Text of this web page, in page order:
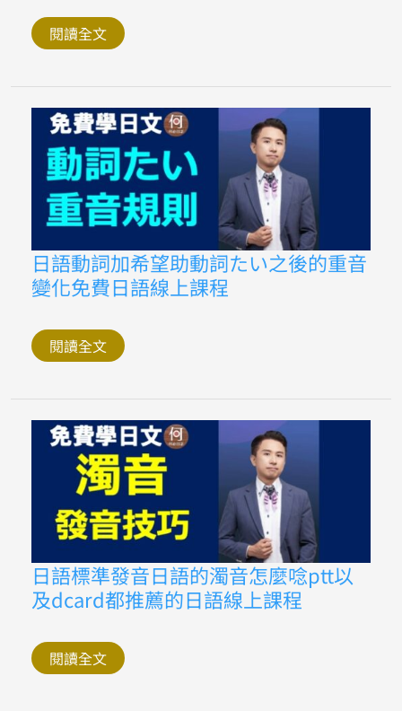
免
費
線
課
怎
麼
說
準
ptt
推
薦
的
日
語
線
上
課
程
閱讀全文
日語動詞加希望助動詞たい之後的重音
變化免費日語線上課程
日
語
動
詞
希
望
助
た
い
之
後
化
免
費
日
語
線
上
課
閱讀全文
日語標準發音日語的濁音怎麼唸ptt以
及dcard都推薦的日語線上課程
日
語
標
準
音
日
語
閱讀全文